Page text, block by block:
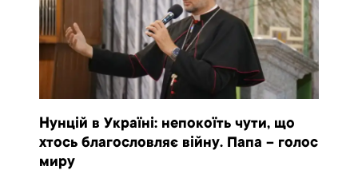
Нунцій в Україні: непокоїть чути, що
хтось благословляє війну. Папа – голос
миру